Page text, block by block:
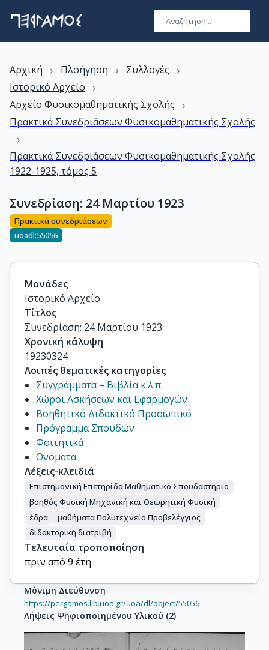
Αρχική › Πλοήγηση › Συλλογές ›
Ιστορικό Αρχείο ›
Αρχείο Φυσικομαθηματικής Σχολής ›
Πρακτικά Συνεδριάσεων Φυσικομαθηματικής Σχολής
›
Πρακτικά Συνεδριάσεων Φυσικομαθηματικής Σχολής
1922-1925, τόμος 5
Συνεδρίαση: 24 Μαρτίου 1923
Πρακτικά συνεδριάσεων
uoadl:55056
Μονάδες
Ιστορικό Αρχείο
Τίτλος
Συνεδρίαση: 24 Μαρτίου 1923
Χρονική κάλυψη
19230324
Λοιπές θεματικές κατηγορίες
Συγγράμματα – Βιβλία κ.λ.π.
Χώροι Ασκήσεων και Εφαρμογών
Βοηθητικό Διδακτικό Προσωπικό
Πρόγραμμα Σπουδών
Φοιτητικά
Ονόματα
Λέξεις-κλειδιά
Επιστημονική Επετηρίδα Μαθηματικό Σπουδαστήριο
βοηθός Φυσική Μηχανική και Θεωρητική Φυσική
έδρα
μαθήματα Πολυτεχνείο Προβελέγγιος
διδακτορική διατριβή
Τελευταία τροποποίηση
πριν από 9 έτη
Μόνιμη Διεύθυνση
https://pergamos.lib.uoa.gr/uoa/dl/object/55056
Λήψεις Ψηφιοποιημένου Υλικού (2)